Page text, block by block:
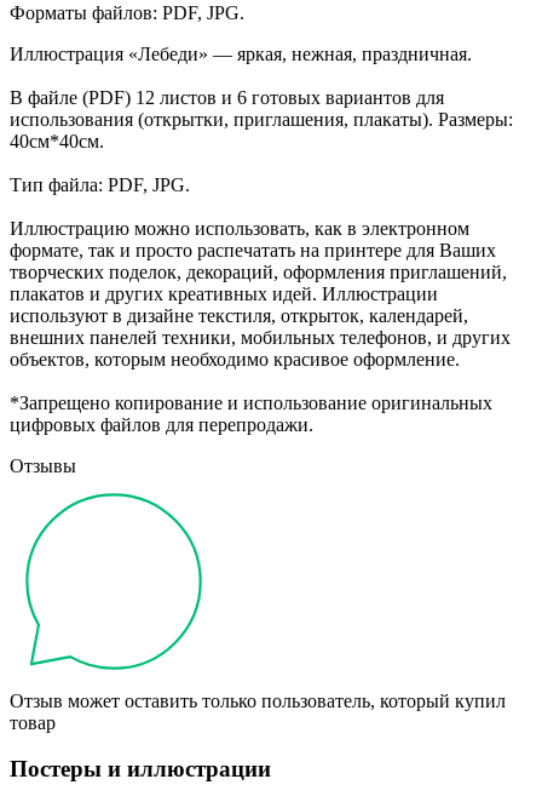
Форматы файлов: PDF, JPG.
Иллюстрация «Лебеди» — яркая, нежная, праздничная.
В файле (PDF) 12 листов и 6 готовых вариантов для
использования (открытки, приглашения, плакаты). Размеры:
40см*40см.
Тип файла: PDF, JPG.
Иллюстрацию можно использовать, как в электронном
формате, так и просто распечатать на принтере для Ваших
творческих поделок, декораций, оформления приглашений,
плакатов и других креативных идей. Иллюстрации
используют в дизайне текстиля, открыток, календарей,
внешних панелей техники, мобильных телефонов, и других
объектов, которым необходимо красивое оформление.
*Запрещено копирование и использование оригинальных
цифровых файлов для перепродажи.
Отзывы
Отзыв может оставить только пользователь, который купил
товар
Постеры и иллюстрации